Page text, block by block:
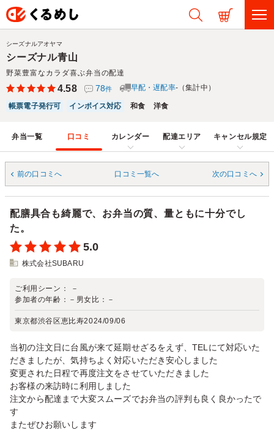
シーズナル青山
野菜豊富なカラダ喜ぶ弁当の配達
シーズナルアオヤマ
4.58 78件 早配・遅配率-（集計中）
帳票電子発行可 インボイス対応 和食 洋食
弁当一覧 口コミ カレンダー 配達エリア キャンセル規定
前の口コミへ 口コミ一覧へ 次の口コミへ
配膳具合も綺麗で、お弁当の質、量ともに十分でし
た。
5.0
株式会社SUBARU
ご利用シーン：
－
参加者の年齢： － 男女比： －
東京都渋谷区恵比寿2024/09/06
当初の注文日に台風が来て延期せざるをえず、TELにて対応いた
だきましたが、気持ちよく対応いただき安心しました
変更された日程で再度注文をさせていただきました
お客様の来訪時に利用しました
注文から配達まで大変スムーズでお弁当の評判も良く良かったで
す
またぜひお願いします